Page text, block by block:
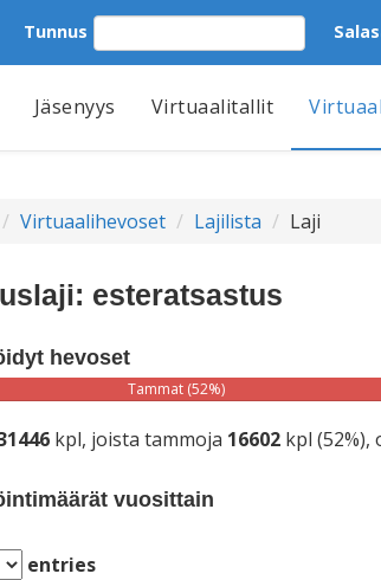
Tunnus
Jäsenyys Virtuaalitallit
Virtuaalihevoset Lajilista Laji
esteratsastus
hevoset
Tammat (52%)
kpl, joista tammoja 16602kpl (52%),
vuosittain
entries